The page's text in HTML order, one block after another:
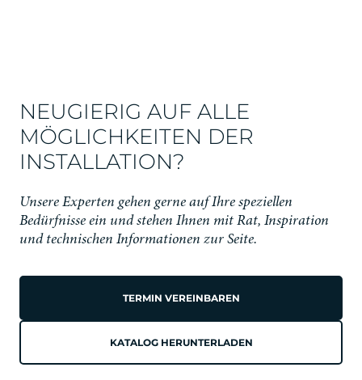
NEUGIERIG AUF ALLE
MÖGLICHKEITEN DER
INSTALLATION?
Unsere Experten gehen gerne auf Ihre speziellen
Bedürfnisse ein und stehen Ihnen mit Rat, Inspiration
und technischen Informationen zur Seite.
TERMIN VEREINBAREN
KATALOG HERUNTERLADEN